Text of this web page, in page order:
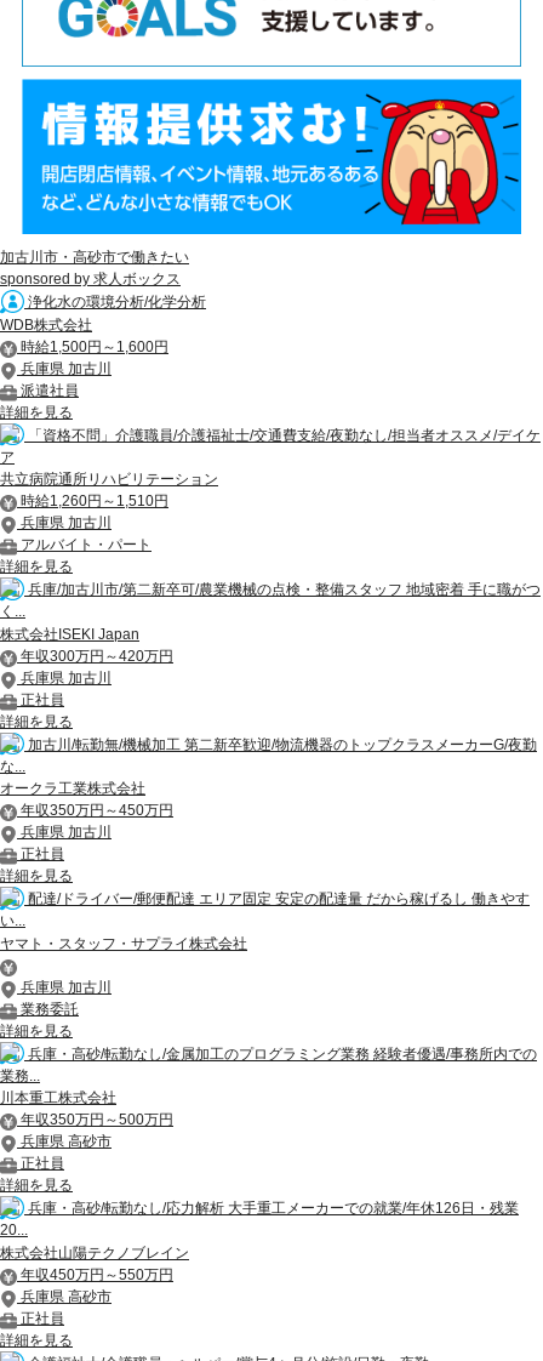
加古川市・高砂市で働きたい
sponsored by 求人ボックス
浄化水の環境分析/化学分析
WDB株式会社
時給1,500円～1,600円
兵庫県 加古川
派遣社員
詳細を見る
「資格不問」介護職員/介護福祉士/交通費支給/夜勤なし/担当者オススメ/デイケ
ア
共立病院通所リハビリテーション
時給1,260円～1,510円
兵庫県 加古川
アルバイト・パート
詳細を見る
兵庫/加古川市/第二新卒可/農業機械の点検・整備スタッフ 地域密着 手に職がつ
く...
株式会社ISEKI Japan
年収300万円～420万円
兵庫県 加古川
正社員
詳細を見る
加古川/転勤無/機械加工 第二新卒歓迎/物流機器のトップクラスメーカーG/夜勤
な...
オークラ工業株式会社
年収350万円～450万円
兵庫県 加古川
正社員
詳細を見る
配達/ドライバー/郵便配達 エリア固定 安定の配達量 だから稼げるし 働きやす
い...
ヤマト・スタッフ・サプライ株式会社
兵庫県 加古川
業務委託
詳細を見る
兵庫・高砂/転勤なし/金属加工のプログラミング業務 経験者優遇/事務所内での
業務...
川本重工株式会社
年収350万円～500万円
兵庫県 高砂市
正社員
詳細を見る
兵庫・高砂/転勤なし/応力解析 大手重工メーカーでの就業/年休126日・残業
20...
株式会社山陽テクノブレイン
年収450万円～550万円
兵庫県 高砂市
正社員
詳細を見る